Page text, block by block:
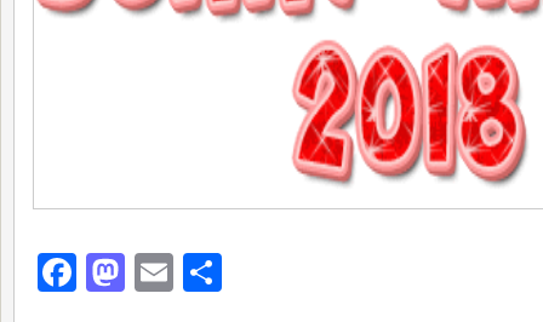
Facebook
Mastodon
Email